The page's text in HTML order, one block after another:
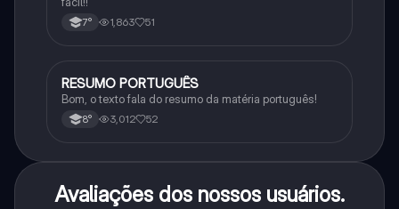
7° 1,863 51
Português
RESUMO PORTUGUÊS
Bom, o texto fala do resumo da matéria português!
8° 3,012 52
Avaliações dos nossos usuários.